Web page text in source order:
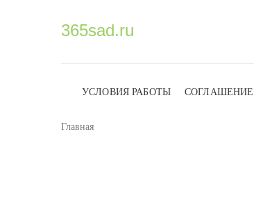
365sad.ru
УСЛОВИЯ РАБОТЫ СОГЛАШЕНИЕ
Главная